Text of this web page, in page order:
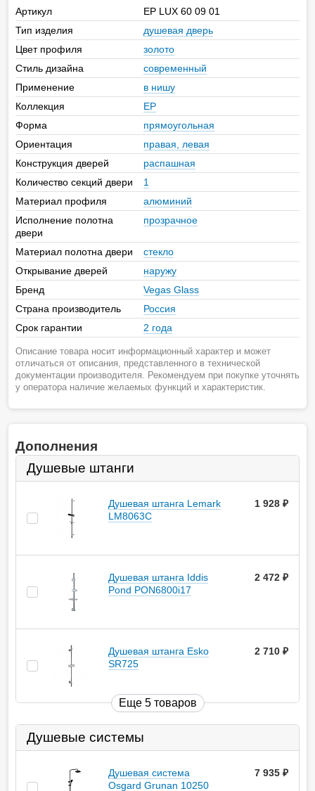
Артикул
EP LUX 60 09 01
Тип изделия
душевая дверь
Цвет профиля
золото
Стиль дизайна
современный
Применение
в нишу
Коллекция
EP
Форма
прямоугольная
Ориентация
правая, левая
Конструкция дверей
распашная
Количество секций двери
1
Материал профиля
алюминий
Исполнение полотна
двери
прозрачное
Материал полотна двери
стекло
Открывание дверей
наружу
Бренд
Vegas Glass
Страна производитель
Россия
Срок гарантии
2 года
Описание товара носит информационный характер и может
отличаться от описания, представленного в технической
документации производителя. Рекомендуем при покупке уточнять
у оператора наличие желаемых функций и характеристик.
Дополнения
Душевые штанги
Душевая штанга Lemark
LM8063C
1 928
Душевая штанга Iddis
Pond PON6800i17
2 472
Душевая штанга Esko
SR725
2 710
Еще 5 товаров
Душевые системы
Душевая система
Osgard Grunan 10250
7 935